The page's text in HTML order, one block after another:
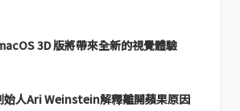
3D 版將帶來全新的視覺體驗
人Ari Weinstein解釋離開蘋果原因